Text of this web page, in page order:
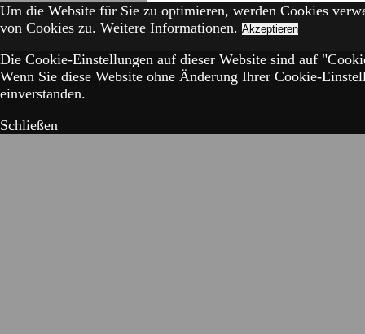
Um die Website für Sie zu optimieren, werden Cookies
von Cookies zu. Weitere Informationen. Akzeptieren
Die Cookie-Einstellungen auf dieser Website sind auf
Wenn Sie diese Website ohne Änderung Ihrer Cookie-
einverstanden.
Schließen